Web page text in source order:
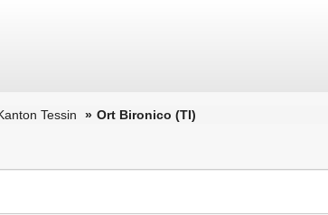
Tessin Ort Bironico (TI)